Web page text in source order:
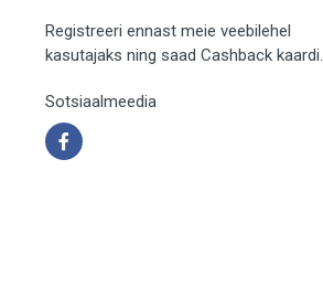
Registreeri ennast meie veebilehel
kasutajaks ning saad Cashback kaardi.
Sotsiaalmeedia